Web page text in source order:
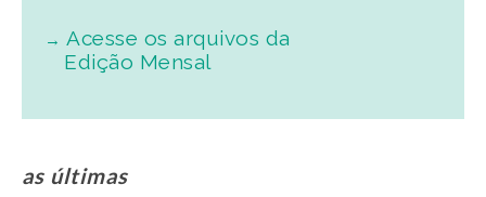
Acesse os arquivos da
Edição Mensal
as últimas